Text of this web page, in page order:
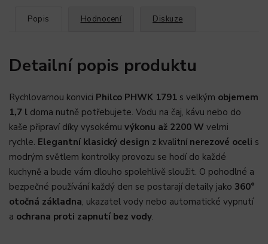
Popis Hodnocení Diskuze
Detailní popis produktu
Rychlovarnou konvici Philco PHWK 1791 s velkým objemem
1,7 l doma nutně potřebujete. Vodu na čaj, kávu nebo do
kaše připraví díky vysokému výkonu až 2200 W velmi
rychle. Elegantní klasický design z kvalitní nerezové oceli s
modrým světlem kontrolky provozu se hodí do každé
kuchyně a bude vám dlouho spolehlivě sloužit. O pohodlné a
bezpečné používání každý den se postarají detaily jako 360°
otočná základna, ukazatel vody nebo automatické vypnutí
a ochrana proti zapnutí bez vody.